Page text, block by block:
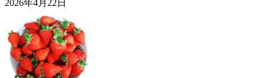
2026年4月22日